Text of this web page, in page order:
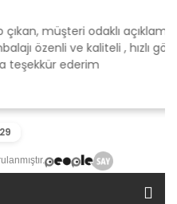
odaklı açıklamalar ile
kaliteli , hızlı gönderi